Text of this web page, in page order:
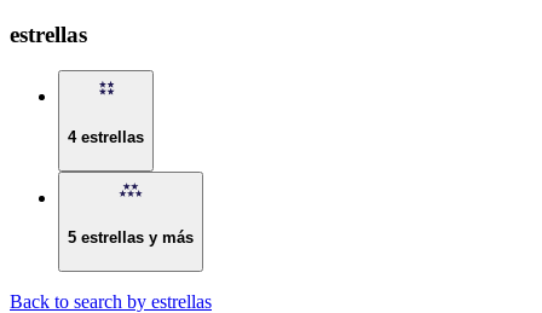
estrellas
4 estrellas
5 estrellas y más
Back to search by estrellas